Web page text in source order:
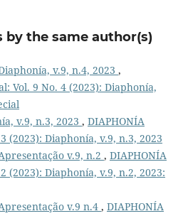
by the same author(s)
v.9, n.4, 2023 ,
Vol. 9 No. 4 (2023): Diaphonía,
v.9, n.3, 2023 , DIAPHONÍA
(2023): Diaphonía, v.9, n.3, 2023
v.9, n.2 , DIAPHONÍA
(2023): Diaphonía, v.9, n.2, 2023:
v.9 n.4 , DIAPHONÍA